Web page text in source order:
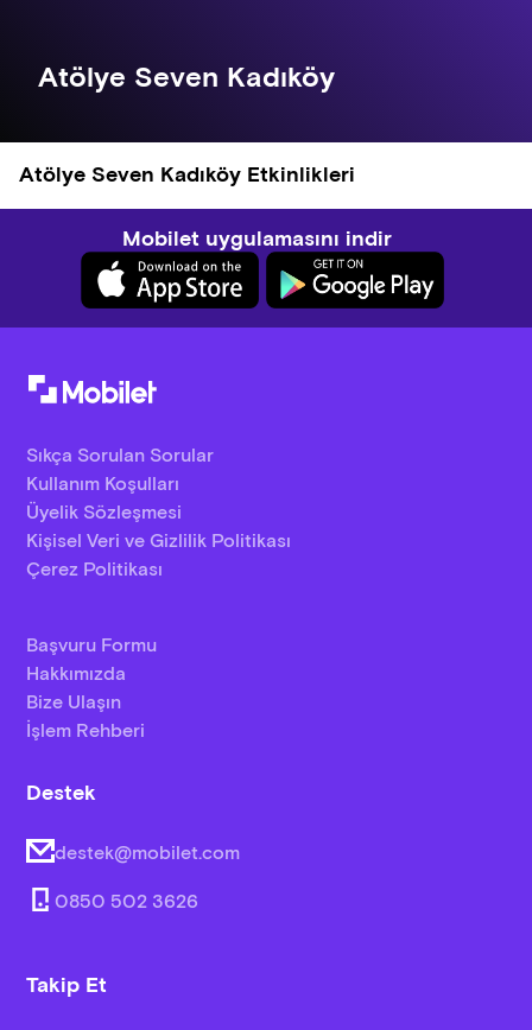
Atölye Seven Kadıköy
Atölye Seven Kadıköy Etkinlikleri
Mobilet uygulamasını indir
Sıkça Sorulan Sorular
Kullanım Koşulları
Üyelik Sözleşmesi
Kişisel Veri ve Gizlilik Politikası
Çerez Politikası
Başvuru Formu
Hakkımızda
Bize Ulaşın
İşlem Rehberi
Destek
destek@mobilet.com
0850 502 3626
Takip Et